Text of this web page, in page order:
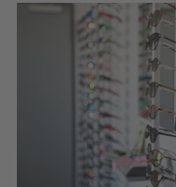
uvex
Was mir hier besonders
müsste eher lauten
Familienunternehmen aus
es Besseres!
vielfältige
weiterer wichtiger Punkt